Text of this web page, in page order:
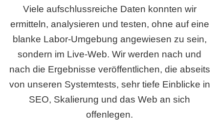
Viele aufschlussreiche Daten konnten wir
ermitteln, analysieren und testen, ohne auf eine
blanke Labor-Umgebung angewiesen zu sein,
sondern im Live-Web. Wir werden nach und
nach die Ergebnisse veröffentlichen, die abseits
von unseren Systemtests, sehr tiefe Einblicke in
SEO, Skalierung und das Web an sich
offenlegen.